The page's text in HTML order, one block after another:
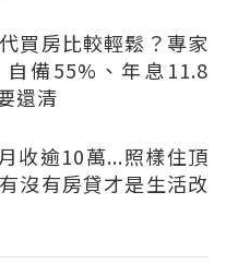
買房比較輕鬆？專家
備55%、年息11.8
還清
收逾10萬...照樣住頂
沒有房貸才是生活改